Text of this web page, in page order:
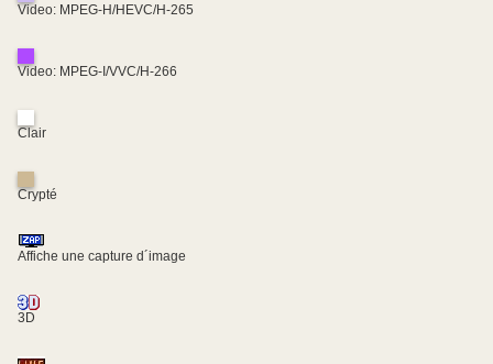
Video: MPEG-H/HEVC/H-265
Video: MPEG-I/VVC/H-266
Clair
Crypté
Affiche une capture d´image
3D